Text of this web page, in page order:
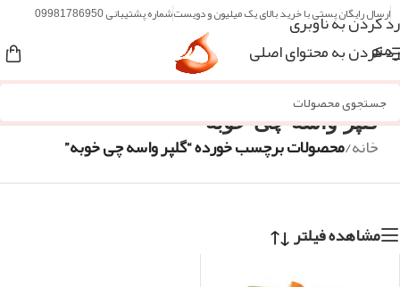
رد کردن به ناوبری
رد کردن به محتوای اصلی
ارسال رایگان پستی با خرید بالای یک میلیون و دویستشماره پشتیبانی 09981786950
منو
گلپر واسه چی خوبه
خانه/محصولات برچسب خورده “گلپر واسه چی خوبه”
مشاهده فیلتر